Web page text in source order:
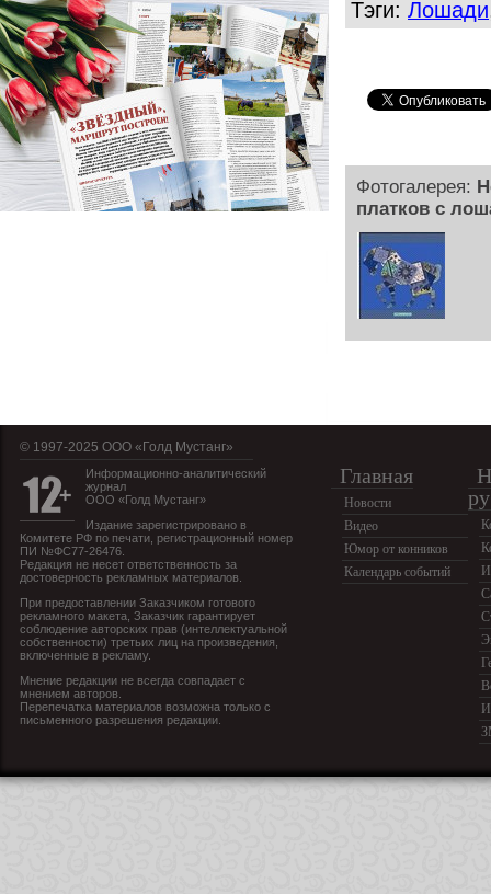
Тэги: Лошади
Фотогалерея:
платков с
© 1997-2025 OOO «Голд Мустанг»
Информационно-аналитический
журнал
ООО «Голд Мустанг»
Издание зарегистрировано в
Комитете РФ по печати, регистрационный номер
ПИ №ФС77-26476.
Редакция не несет ответственность за
достоверность рекламных материалов.
При предоставлении Заказчиком готового
рекламного макета, Заказчик гарантирует
соблюдение авторских прав (интеллектуальной
собственности) третьих лиц на произведения,
включенные в рекламу.
Мнение редакции не всегда совпадает с
мнением авторов.
Перепечатка материалов возможна только с
письменного разрешения редакции.
Главная
Новости
Видео
Юмор от конников
Календарь событий